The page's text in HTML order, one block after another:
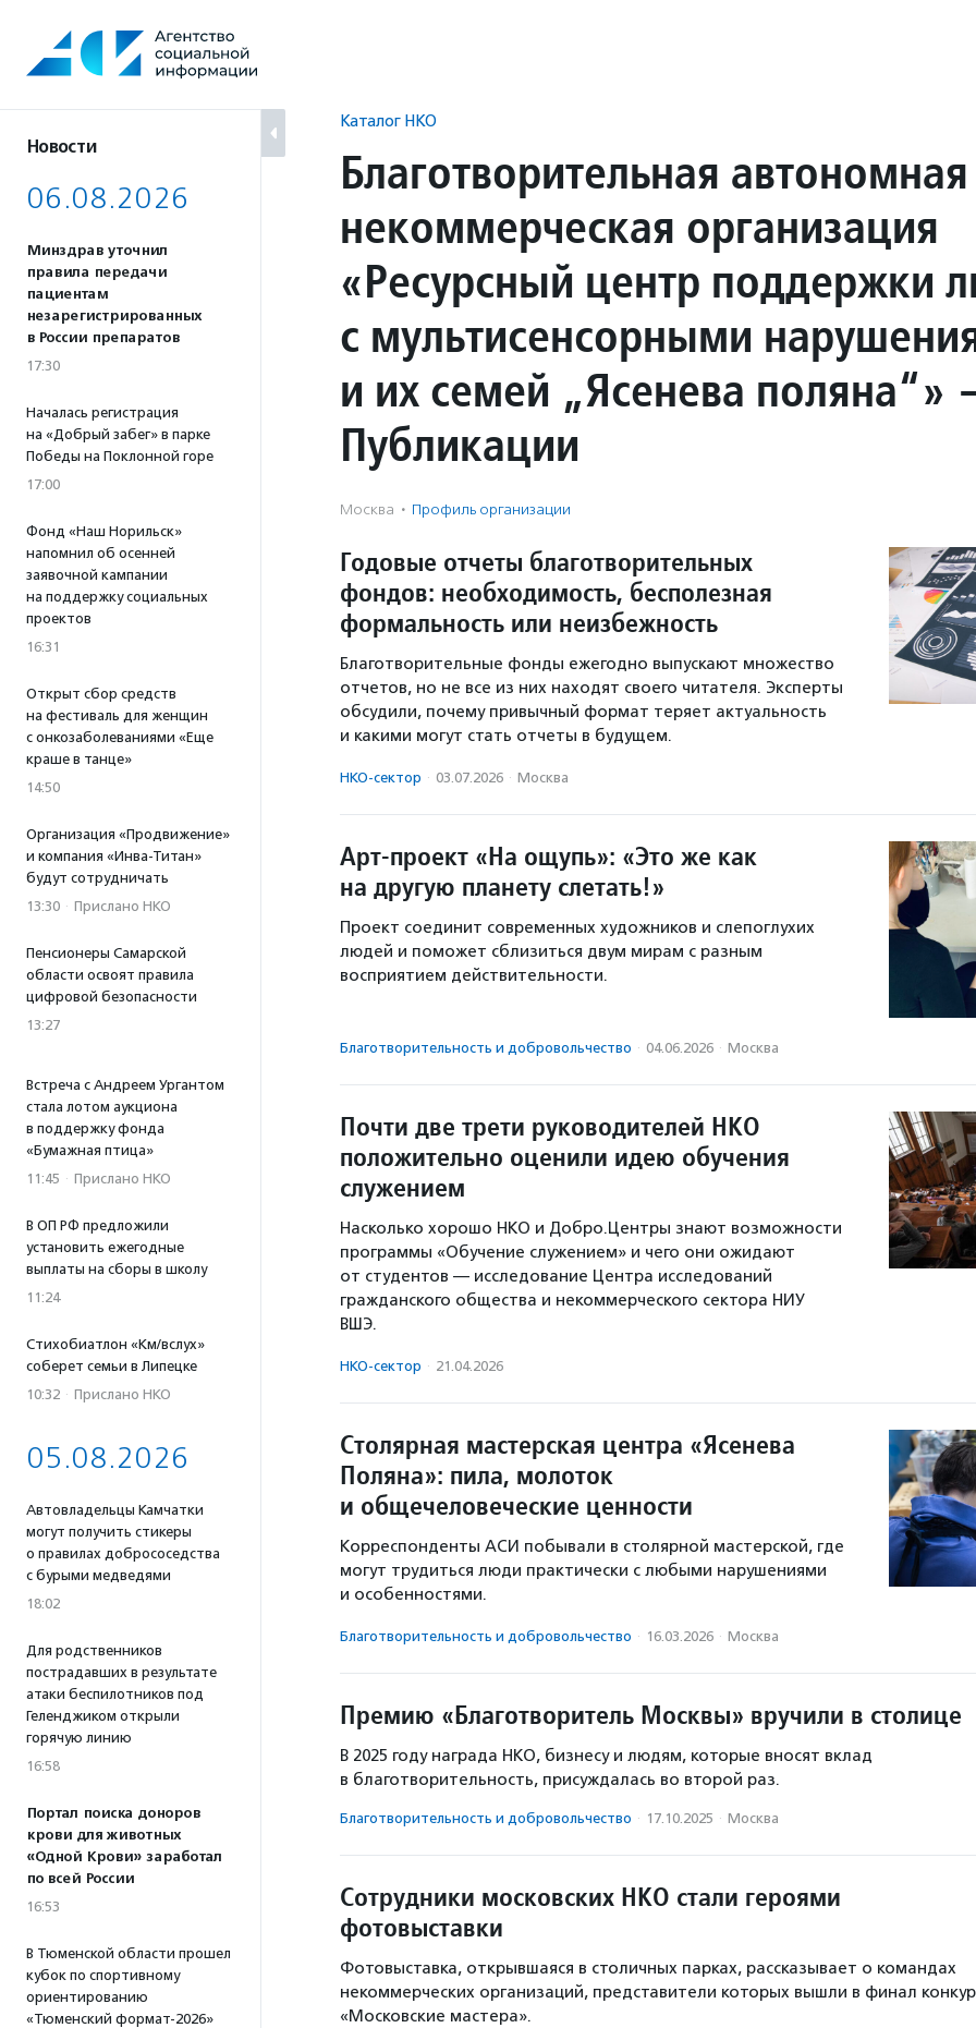
содержанию
Новости
06.08.2026
Минздрав уточнил
правила передачи
пациентам
незарегистрированных
в России препаратов
17:30
Началась регистрация
на «Добрый забег» в парке
Победы на Поклонной горе
17:00
Фонд «Наш Норильск»
напомнил об осенней
заявочной кампании
на поддержку социальных
проектов
16:31
Открыт сбор средств
на фестиваль для женщин
с онкозаболеваниями «Еще
краше в танце»
14:50
Организация «Продвижение»
и компания «Инва-Титан»
будут сотрудничать
13:30 · Прислано НКО
Пенсионеры Самарской
области освоят правила
цифровой безопасности
13:27
Встреча с Андреем Ургантом
стала лотом аукциона
в поддержку фонда
«Бумажная птица»
11:45 · Прислано НКО
В ОП РФ предложили
установить ежегодные
выплаты на сборы в школу
11:24
Стихобиатлон «Км/вслух»
соберет семьи в Липецке
10:32 · Прислано НКО
05.08.2026
Автовладельцы Камчатки
могут получить стикеры
о правилах добрососедства
с бурыми медведями
18:02
Для родственников
пострадавших в результате
атаки беспилотников под
Геленджиком открыли
горячую линию
16:58
Портал поиска доноров
крови для животных
«Одной Крови» заработал
по всей России
16:53
В Тюменской области прошел
кубок по спортивному
ориентированию
«Тюменский формат-2026»
Каталог НКО
Благотворительная автономная
некоммерческая организация
«Ресурсный центр поддержки
с мультисенсорными
и их семей „Ясенева поляна“»
Публикации
Москва · Профиль организации
Годовые отчеты благотворительных
фондов: необходимость, бесполезная
формальность или неизбежность
Благотворительные фонды ежегодно выпускают множество
отчетов, но не все из них находят своего читателя. Эксперты
обсудили, почему привычный формат теряет актуальность
и какими могут стать отчеты в будущем.
НКО-сектор · 03.07.2026 · Москва
Арт-проект «На ощупь»: «Это же как
на другую планету слетать!»
Проект соединит современных художников и слепоглухих
людей и поможет сблизиться двум мирам с разным
восприятием действительности.
Благотвори­тель­ность и доброволь­чест­во · 04.06.2026 · Москва
Почти две трети руководителей НКО
положительно оценили идею обучения
служением
Насколько хорошо НКО и Добро.Центры знают возможности
программы «Обучение служением» и чего они ожидают
от студентов — исследование Центра исследований
гражданского общества и некоммерческого сектора НИУ
ВШЭ.
НКО-сектор · 21.04.2026
Столярная мастерская центра «Ясенева
Поляна»: пила, молоток
и общечеловеческие ценности
Корреспонденты АСИ побывали в столярной мастерской, где
могут трудиться люди практически с любыми нарушениями
и особенностями.
Благотвори­тель­ность и доброволь­чест­во · 16.03.2026 · Москва
Премию «Благотворитель Москвы» вручили в столице
В 2025 году награда НКО, бизнесу и людям, которые вносят вклад
в благотворительность, присуждалась во второй раз.
Благотвори­тель­ность и доброволь­чест­во · 17.10.2025 · Москва
Сотрудники московских НКО стали героями
фотовыставки
Фотовыставка, открывшаяся в столичных парках, рассказывает о командах
некоммерческих организаций, представители которых вышли в финал
«Московские мастера».